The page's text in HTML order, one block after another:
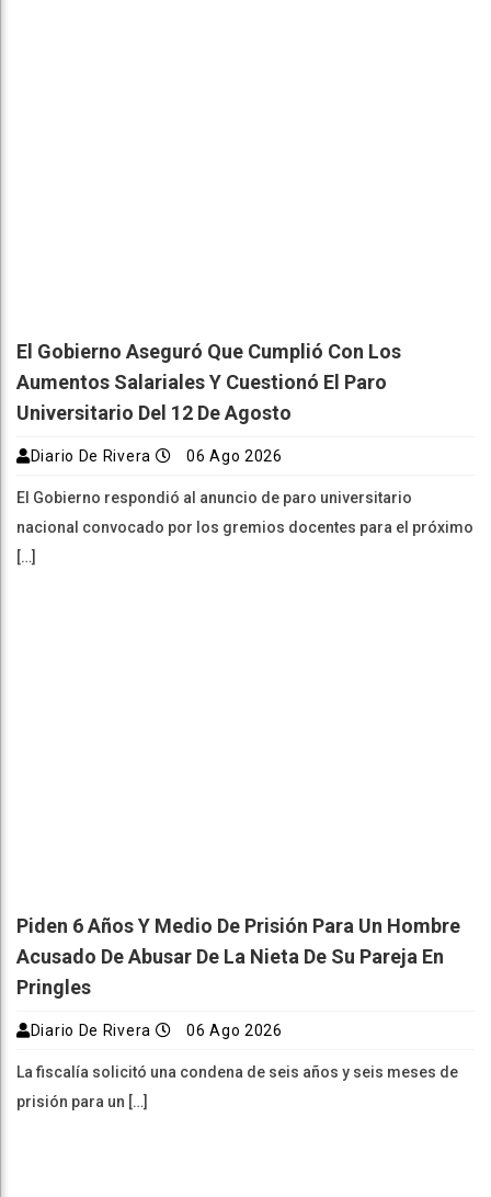
El Gobierno Aseguró Que Cumplió Con Los
Aumentos Salariales Y Cuestionó El Paro
Universitario Del 12 De Agosto
Diario De Rivera 06 Ago 2026
El Gobierno respondió al anuncio de paro universitario
nacional convocado por los gremios docentes para el próximo
[…]
Piden 6 Años Y Medio De Prisión Para Un Hombre
Acusado De Abusar De La Nieta De Su Pareja En
Pringles
Diario De Rivera 06 Ago 2026
La fiscalía solicitó una condena de seis años y seis meses de
prisión para un […]